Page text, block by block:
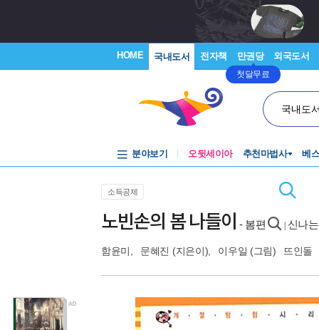
HOME 국내도서 전자책 만권당
첫달무료
외국도서
국내도
분야보기 오뒷세이아 추천마법사 베
소득공제
노빈손의 봄 나들이 - 봄편 신나
함윤미 문혜진 (지은이), 이우일 (그림) 뜨인돌